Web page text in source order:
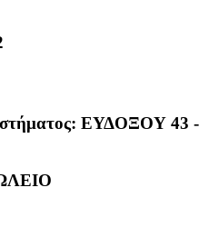
ΕΥΔΟΞΟΥ 43 -